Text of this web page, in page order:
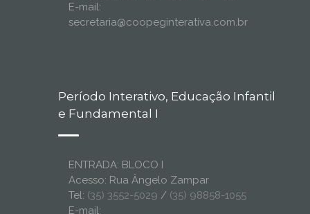
E-mail:
secretaria@coopeginterativa.com.br
Período Interativo, Educação Infantil
e Fundamental I
ENTRADA: BLOCO I
Acesso: Rua Ângelo Zampar
Tel: (35) 3552-5029 / (35) 98858-1055
E-mail: